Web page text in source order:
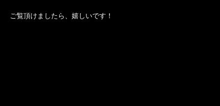
ご覧頂けましたら、嬉しいです！